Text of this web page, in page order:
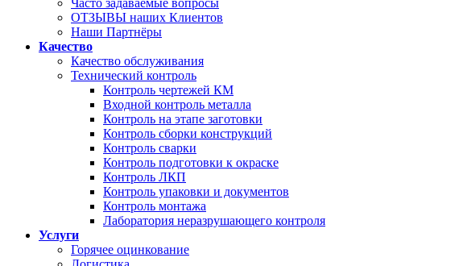
Часто задаваемые вопросы
ОТЗЫВЫ наших Клиентов
Наши Партнёры
Качество
Качество обслуживания
Технический контроль
Контроль чертежей КМ
Входной контроль металла
Контроль на этапе заготовки
Контроль сборки конструкций
Контроль сварки
Контроль подготовки к окраске
Контроль ЛКП
Контроль упаковки и документов
Контроль монтажа
Лаборатория неразрушающего контроля
Услуги
Горячее оцинкование